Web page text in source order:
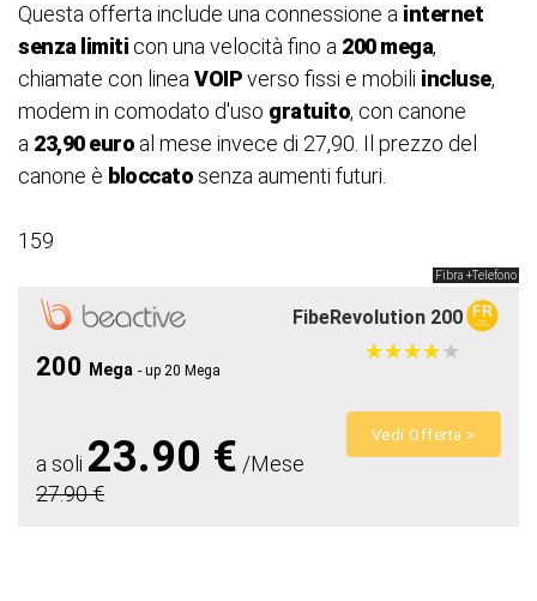
Questa offerta include una connessione a internet
senza limiti con una velocità fino a 200 mega,
chiamate con linea VOIPverso fissi e mobili incluse,
modem in comodato d'uso gratuito, con canone
a 23,90 euro al mese invece di 27,90. Il prezzo del
canone è bloccato senza aumenti futuri.
159
Fibra +Telefono
FibeRevolution 200
200 Mega - up 20 Mega
★★★★★
★★★★★
a soli 23.90 € /Mese
27.90 €
Vedi Offerta >